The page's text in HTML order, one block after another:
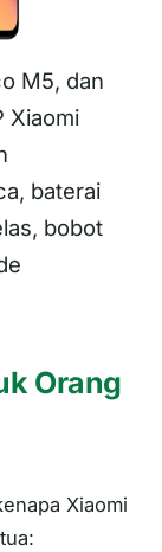
M5, dan
Xiaomi
baterai
bobot
Orang
Xiaomi